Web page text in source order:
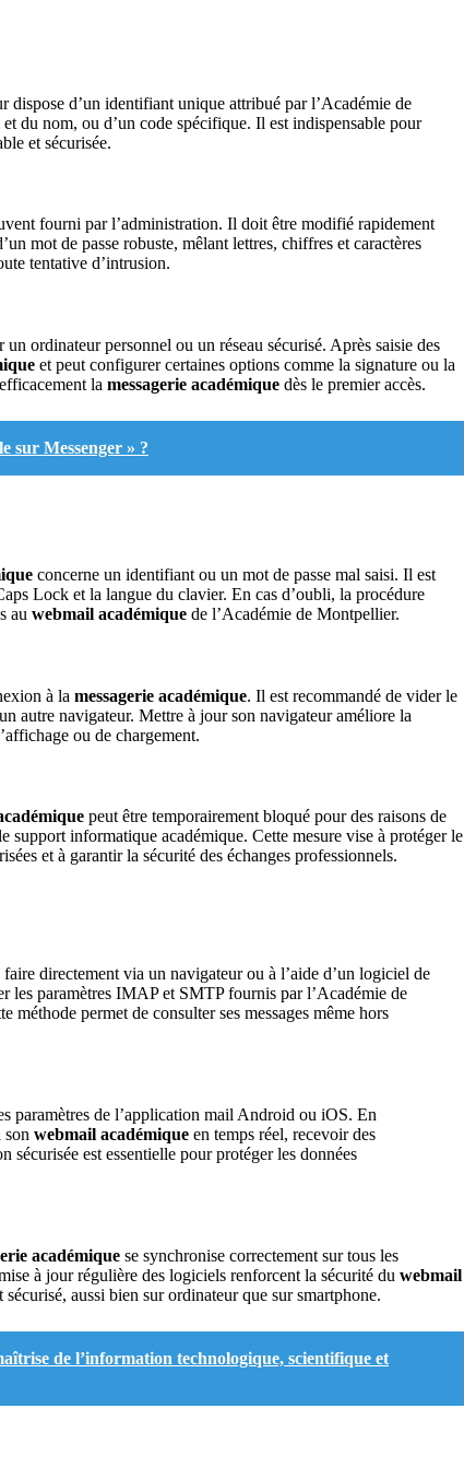
dispose d’un identifiant unique attribué par l’Académie de
du nom, ou d’un code spécifique. Il est indispensable pour
et sécurisée.
fourni par l’administration. Il doit être modifié rapidement
mot de passe robuste, mêlant lettres, chiffres et caractères
tentative d’intrusion.
ordinateur personnel ou un réseau sécurisé. Après saisie des
et peut configurer certaines options comme la signature ou la
la messagerie académique dès le premier accès.
sur Messenger » ?
concerne un identifiant ou un mot de passe mal saisi. Il est
Lock et la langue du clavier. En cas d’oubli, la procédure
au webmail académique de l’Académie de Montpellier.
à la messagerie académique. Il est recommandé de vider le
autre navigateur. Mettre à jour son navigateur améliore la
ou de chargement.
peut être temporairement bloqué pour des raisons de
support informatique académique. Cette mesure vise à protéger le
et à garantir la sécurité des échanges professionnels.
directement via un navigateur ou à l’aide d’un logiciel de
les paramètres IMAP et SMTP fournis par l’Académie de
méthode permet de consulter ses messages même hors
paramètres de l’application mail Android ou iOS. En
son webmail académique en temps réel, recevoir des
est essentielle pour protéger les données
académique se synchronise correctement sur tous les
à jour régulière des logiciels renforcent la sécurité du webmail
aussi bien sur ordinateur que sur smartphone.
de l’information technologique, scientifique et